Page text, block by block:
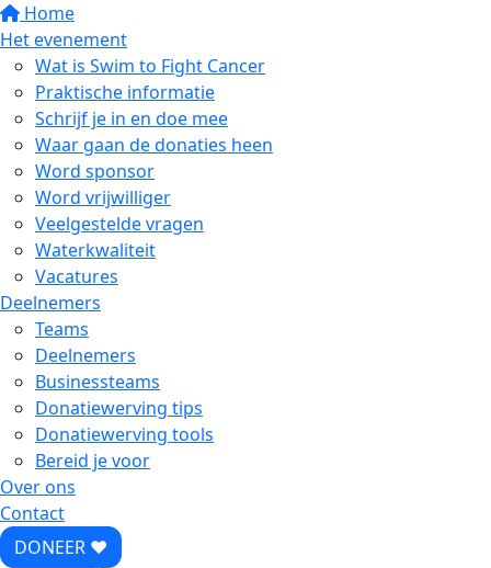
Home
Het evenement
Wat is Swim to Fight Cancer
Praktische informatie
Schrijf je in en doe mee
Waar gaan de donaties heen
Word sponsor
Word vrijwilliger
Veelgestelde vragen
Waterkwaliteit
Vacatures
Deelnemers
Teams
Deelnemers
Businessteams
Donatiewerving tips
Donatiewerving tools
Bereid je voor
Over ons
Contact
DONEER ♥